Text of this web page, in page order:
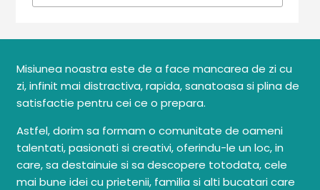
Misiunea noastra este de a face mancarea de zi cu
zi, infinit mai distractiva, rapida, sanatoasa si plina de
satisfactie pentru cei ce o prepara.
Astfel, dorim sa formam o comunitate de oameni
talentati, pasionati si creativi, oferindu-le un loc, in
care, sa destainuie si sa descopere totodata, cele
mai bune idei cu prietenii, familia si alti bucatari care